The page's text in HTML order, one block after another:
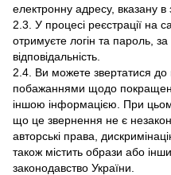
електронну адресу, вказану в
2.3. У процесі реєстрації на
отримуєте логін та пароль,
відповідальність.
2.4. Ви можете звертатися до
побажаннями щодо
іншою інформацією. При
що це звернення не є
авторські права,
також містить образи або
законодавство України.